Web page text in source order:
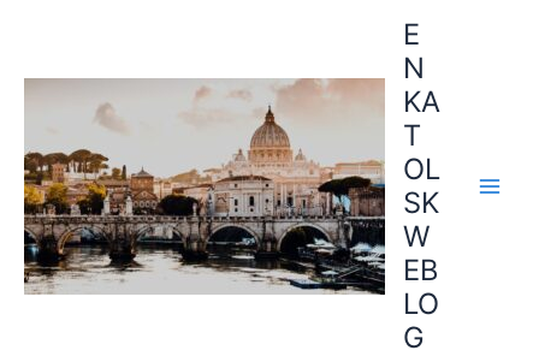
E
N
KA
T
OL
SK
W
EB
LO
G